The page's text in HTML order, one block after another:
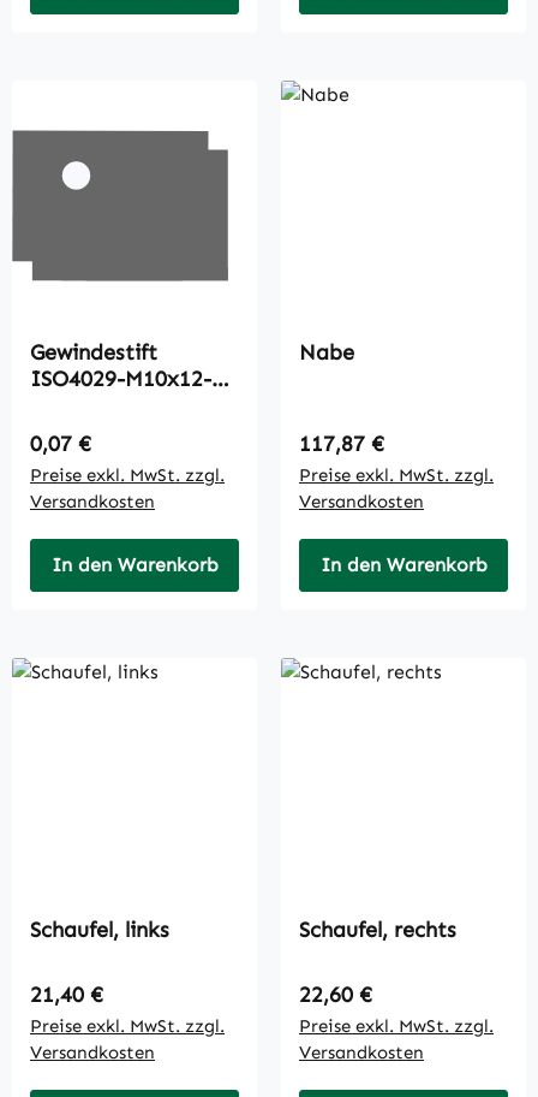
Gewindestift
ISO4029-M10x12-
Regulärer Preis:
0,07 €
Preise exkl. MwSt. zzgl.
Versandkosten
In den Warenkorb
Nabe
Regulärer Preis:
117,87 €
Preise exkl. MwSt. zzgl.
Versandkosten
In den Warenkorb
Schaufel, links
Regulärer Preis:
21,40 €
Preise exkl. MwSt. zzgl.
Versandkosten
Schaufel, rechts
Regulärer Preis:
22,60 €
Preise exkl. MwSt. zzgl.
Versandkosten